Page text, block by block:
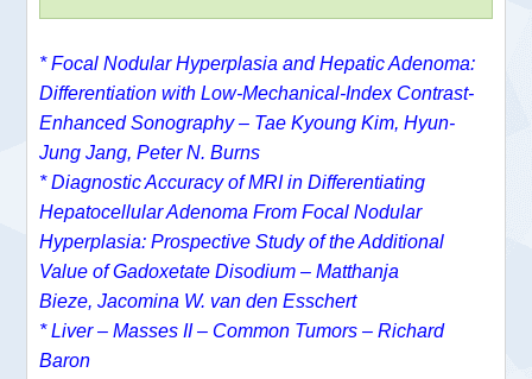
*Focal Nodular Hyperplasia and Hepatic Adenoma:
Differentiation with Low-Mechanical-Index Contrast-
Enhanced Sonography – Tae Kyoung Kim,Hyun-
Jung Jang,Peter N. Burns
*Diagnostic Accuracy of MRI in Differentiating
Hepatocellular Adenoma From Focal Nodular
Hyperplasia: Prospective Study of the Additional
Value of Gadoxetate Disodium –Matthanja
Bieze,Jacomina W. van den Esschert
*Liver – Masses II – Common Tumors – Richard
Baron